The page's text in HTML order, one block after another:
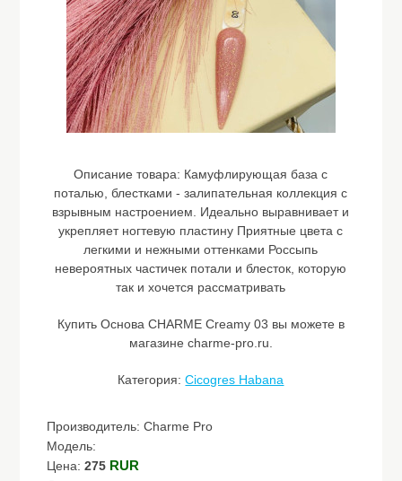
Описание товара: Камуфлирующая база с
поталью, блестками - залипательная коллекция с
взрывным настроением. Идеально выравнивает и
укрепляет ногтевую пластину Приятные цвета с
легкими и нежными оттенками Россыпь
невероятных частичек потали и блесток, которую
так и хочется рассматривать
Купить Основа CHARME Сreamy 03 вы можете в
магазине charme-pro.ru.
Категория:Cicogres Habana
Производитель: Charme Pro
Модель:
Цена:275 RUR